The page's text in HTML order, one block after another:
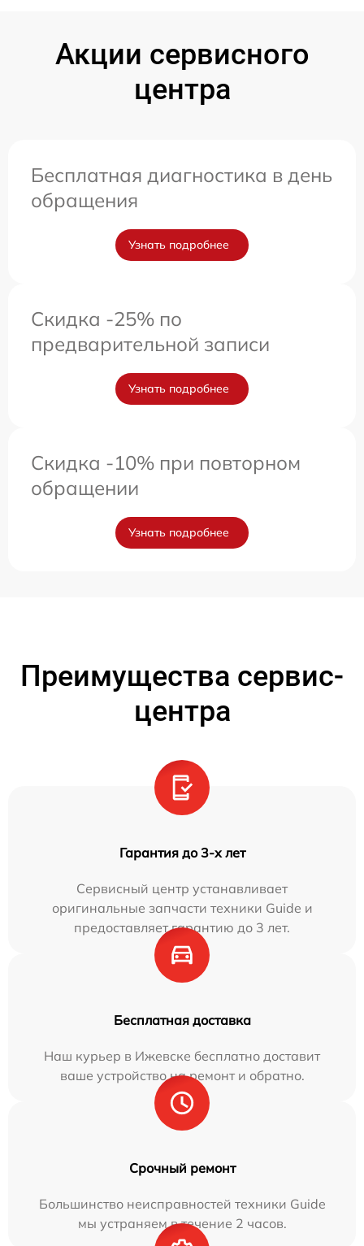
Акции сервисного
центра
Бесплатная диагностика в день
обращения
Узнать подробнее
Скидка -25% по
предварительной записи
Узнать подробнее
Скидка -10% при повторном
обращении
Узнать подробнее
Преимущества сервис-
центра
Гарантия до 3-х лет
Сервисный центр устанавливает
оригинальные запчасти техники Guide и
предоставляет гарантию до 3 лет.
Бесплатная доставка
Наш курьер в Ижевске бесплатно доставит
ваше устройство на ремонт и обратно.
Срочный ремонт
Большинство неисправностей техники Guide
мы устраняем в течение 2 часов.